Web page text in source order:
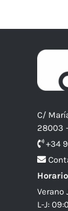
C/
28003
+34
Horario
Verano
L-J: